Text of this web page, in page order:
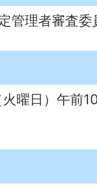
管理者審査委
曜日）午前